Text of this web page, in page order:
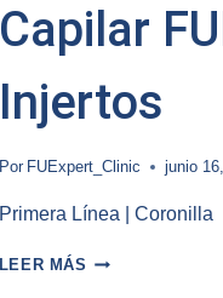
Capilar
Injertos
Por FUExpert_Clinic junio
Primera Línea | Coronilla
LEER MÁS TRASPLANTE